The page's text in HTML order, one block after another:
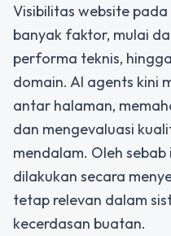
Visibilitas website
banyak faktor, mulai
performa teknis,
domain. AI agents kini
antar halaman,
dan mengevaluasi
mendalam. Oleh
dilakukan secara
tetap relevan dalam
kecerdasan buatan.